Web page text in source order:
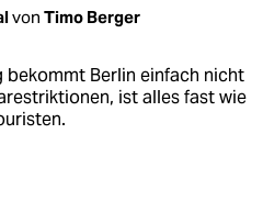
von Timo Berger
bekommt Berlin einfach nicht
ist alles fast wie